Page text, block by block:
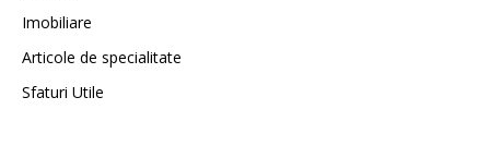
Imobiliare
Articole de specialitate
Sfaturi Utile